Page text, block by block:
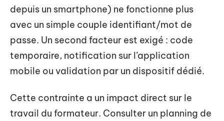
depuis un smartphone) ne fonctionne plus
avec un simple couple identifiant/mot de
passe. Un second facteur est exigé : code
temporaire, notification sur l’application
mobile ou validation par un dispositif dédié.
Cette contrainte a un impact direct sur le
travail du formateur. Consulter un planning de